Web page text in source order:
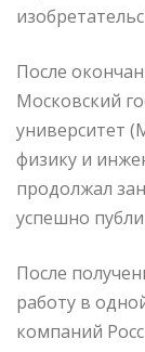
После
Московский
университет
физику и
продолжал
успешно
После
работу в
компаний